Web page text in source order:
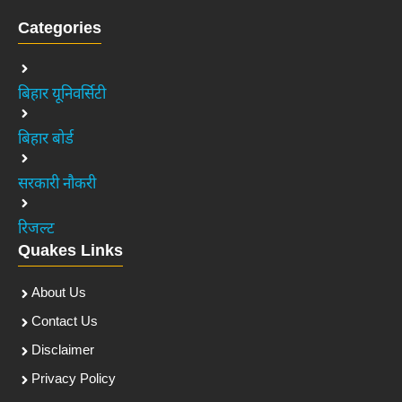
Categories
बिहार यूनिवर्सिटी
बिहार बोर्ड
सरकारी नौकरी
रिजल्ट
Quakes Links
About Us
Contact Us
Disclaimer
Privacy Policy